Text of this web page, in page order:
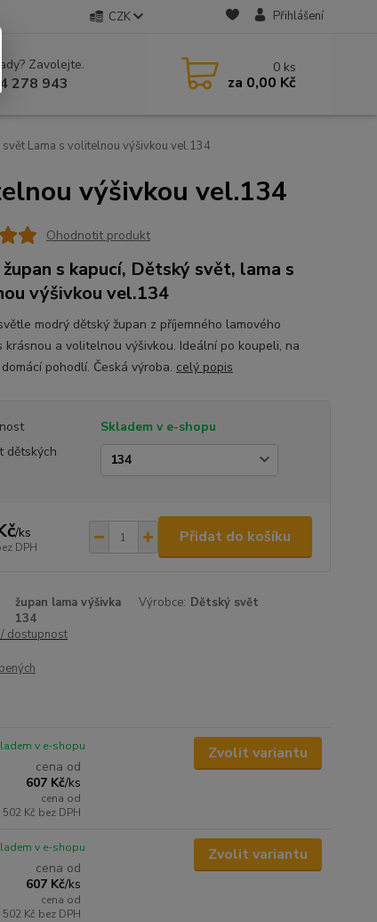
CZK Přihlášení
Zavolejte.
278 943
0 ks
za 0,00 Kč
Lama s volitelnou výšivkou vel.134
výšivkou vel.134
Ohodnotit produkt
s kapucí, Dětský svět, lama s
výšivkou vel.134
modrý dětský župan z příjemného lamového
krásnou a volitelnou výšivkou. Ideální po koupeli, na
pohodlí. Česká výroba. celý popis
Skladem v e-shopu
dětských
/ks
DPH
Přidat do košíku
župan lama výšivka
134
Výrobce: Dětský svět
dostupnost
cena od
607 Kč/ks
cena od
502 Kč bez DPH
v e-shopu Zvolit variantu
cena od
607 Kč/ks
cena od
502 Kč bez DPH
v e-shopu Zvolit variantu